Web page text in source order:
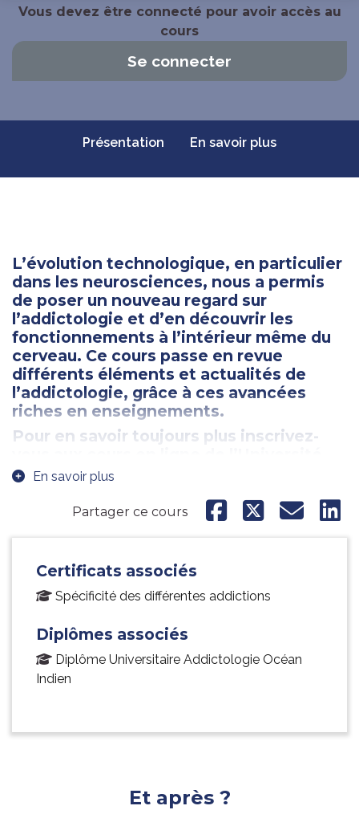
Vous devez être connecté pour avoir accès au
cours
Se connecter
Présentation En savoir plus
L’évolution technologique, en particulier
dans les neurosciences, nous a permis
de poser un nouveau regard sur
l’addictologie et d’en découvrir les
fonctionnements à l’intérieur même du
cerveau. Ce cours passe en revue
différents éléments et actualités de
l’addictologie, grâce à ces avancées
riches en enseignements.
Pour en savoir toujours plus inscrivez-
Numérique de la Réunion !
En savoir plus
Partager ce cours
Certificats associés
Spécificité des différentes addictions
Diplômes associés
Diplôme Universitaire Addictologie Océan
Indien
Et après ?